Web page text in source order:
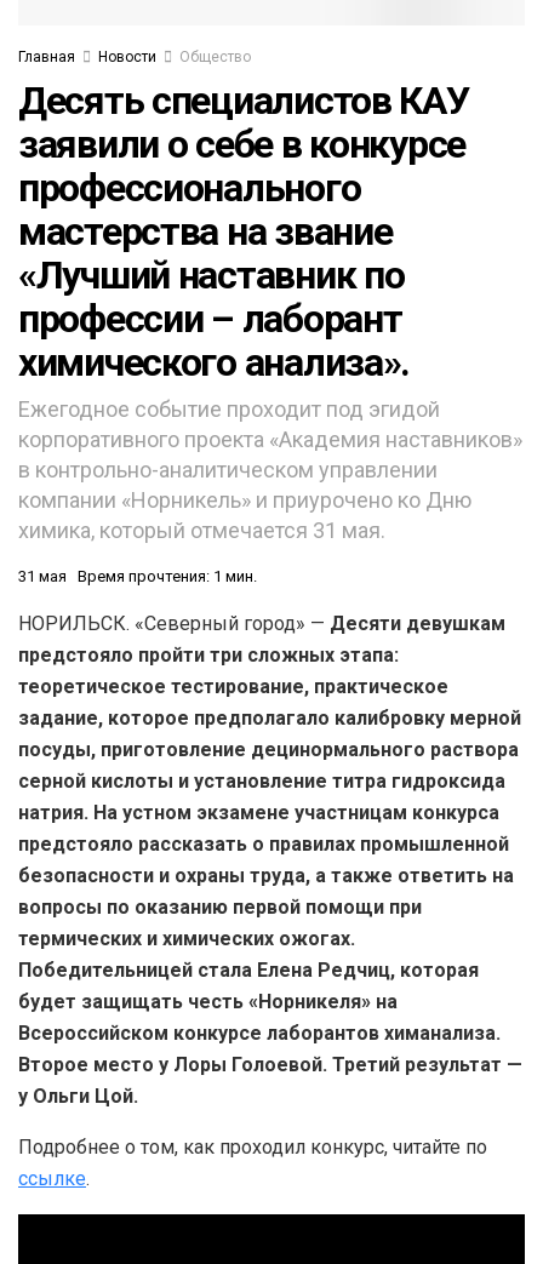
Главная Новости Общество
Десять специалистов КАУ
заявили о себе в конкурсе
профессионального
мастерства на звание
«Лучший наставник по
профессии – лаборант
химического анализа».
Ежегодное событие проходит под эгидой
корпоративного проекта «Академия наставников»
в контрольно-аналитическом управлении
компании «Норникель» и приурочено ко Дню
химика, который отмечается 31 мая.
31 мая Время прочтения: 1 мин.
НОРИЛЬСК. «Северный город» — Десяти девушкам
предстояло пройти три сложных этапа:
теоретическое тестирование, практическое
задание, которое предполагало калибровку мерной
посуды, приготовление децинормального раствора
серной кислоты и установление титра гидроксида
натрия. На устном экзамене участницам конкурса
предстояло рассказать о правилах промышленной
безопасности и охраны труда, а также ответить на
вопросы по оказанию первой помощи при
термических и химических ожогах.
Победительницей стала Елена Редчиц, которая
будет защищать честь «Норникеля» на
Всероссийском конкурсе лаборантов химанализа.
Второе место у Лоры Голоевой. Третий результат —
у Ольги Цой.
Подробнее о том, как проходил конкурс, читайте по
ссылке.